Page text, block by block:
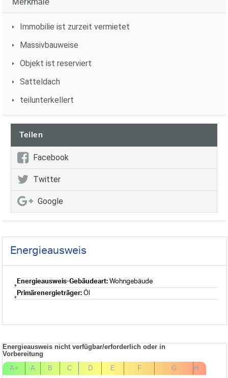
Merkmale
Immobilie ist zurzeit vermietet
Massivbauweise
Objekt ist reserviert
Satteldach
teilunterkellert
Teilen
Facebook
Twitter
Google
Energieausweis
Energieausweis-Gebäudeart: Wohngebäude
Primärenergieträger: Öl
Energieausweis nicht verfügbar/erforderlich oder in
Vorbereitung
A+
A B C D E F G H